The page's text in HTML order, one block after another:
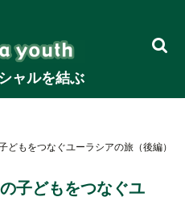
ャルを結ぶ
どもをつなぐユーラシアの旅（後編）
子どもをつなぐユ